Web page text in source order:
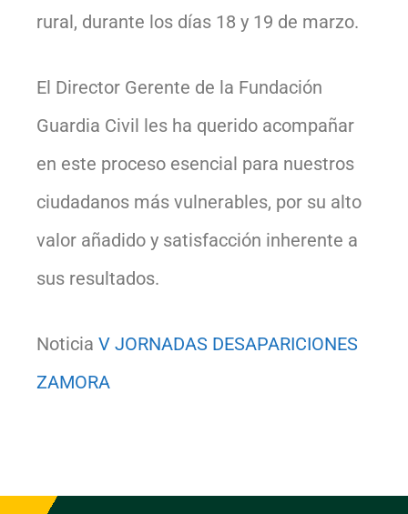
rural, durante los días 18 y 19 de marzo.
El Director Gerente de la Fundación
Guardia Civil les ha querido acompañar
en este proceso esencial para nuestros
ciudadanos más vulnerables, por su alto
valor añadido y satisfacción inherente a
sus resultados.
Noticia V JORNADAS DESAPARICIONES
ZAMORA